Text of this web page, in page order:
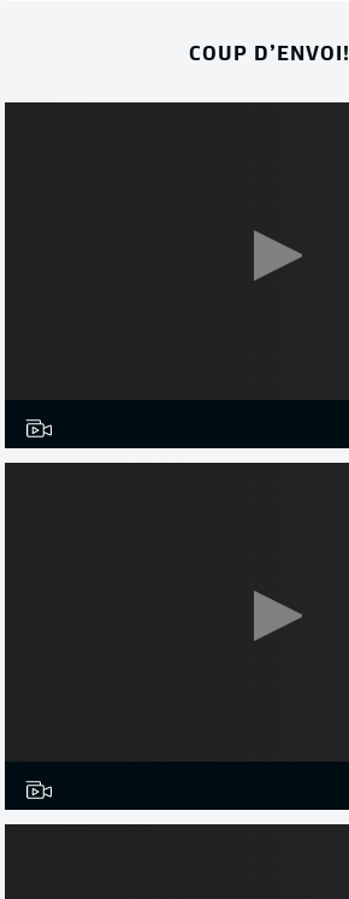
COUP D’ENVOI!